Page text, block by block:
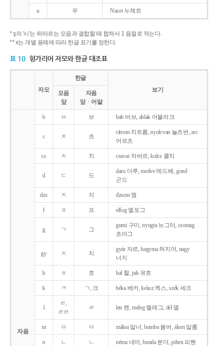
u 우 Nucet 누체트
* ş의 '시'는 뒤따르는 모음과 결합할 때 합쳐서 1 음절로 적는다.
** x는 개별 용례에 따라 한글 표기를 정한다.
표 10 헝가리어 자모와 한글 대조표
자모
한글
보기
모음
앞
자음
앞ㆍ어말
자음
b ㅂ 브 bab 버브, ablak 어블러크
c ㅊ 츠
citrom 치트롬, nyolcvan 뇰츠번, arc
어르츠
cs ㅊ 치 csavar 처버르, kulcs 쿨치
d ㄷ 드
daru 더루, medve 메드베, gond
곤드
dzs ㅈ 지 dzsem 젬
f ㅍ 프 elfog 엘포그
g ㄱ 그
gumi 구미, nyugta 뉴그터, csomag
초머그
gy ㅈ 지
gyár 자르, hagyma 허지머, nagy
너지
h ㅎ 흐 hal 헐, juh 유흐
k ㅋ ㄱ, 크 béka 베커, keksz 켁스, szék 세크
l
ㄹ,
ㄹㄹ
ㄹ len 렌, meleg 멜레그, dél 델
m ㅁ ㅁ málna 말너, bomba 봄버, álom 알롬
n ㄴ ㄴ néma 네머, bunda 분더, pihen 피헨